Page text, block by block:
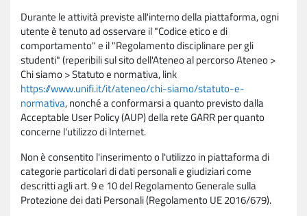
Durante le attività previste all'interno della piattaforma, ogni
utente è tenuto ad osservare il "Codice etico e di
comportamento" e il "Regolamento disciplinare per gli
studenti" (reperibili sul sito dell'Ateneo al percorso Ateneo >
Chi siamo > Statuto e normativa, link
https://www.unifi.it/it/ateneo/chi-siamo/statuto-e-
normativa, nonché a conformarsi a quanto previsto dalla
Acceptable User Policy (AUP) della rete GARR per quanto
concerne l'utilizzo di Internet.
Non è consentito l'inserimento o l'utilizzo in piattaforma di
categorie particolari di dati personali e giudiziari come
descritti agli art. 9 e 10 del Regolamento Generale sulla
Protezione dei dati Personali (Regolamento UE 2016/679).